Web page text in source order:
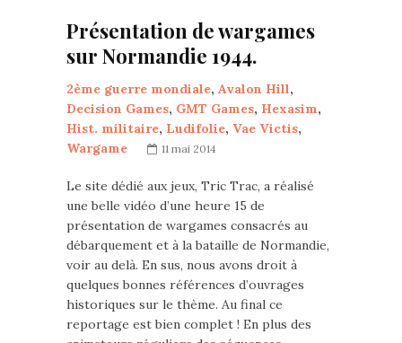
Présentation de wargames
sur Normandie 1944.
2ème guerre mondiale, Avalon Hill,
Decision Games, GMT Games, Hexasim,
Hist. militaire, Ludifolie, Vae Victis,
Wargame
11 mai 2014
Le site dédié aux jeux, Tric Trac, a réalisé
une belle vidéo d’une heure 15 de
présentation de wargames consacrés au
débarquement et à la bataille de Normandie,
voir au delà. En sus, nous avons droit à
quelques bonnes références d’ouvrages
historiques sur le thème. Au final ce
reportage est bien complet ! En plus des